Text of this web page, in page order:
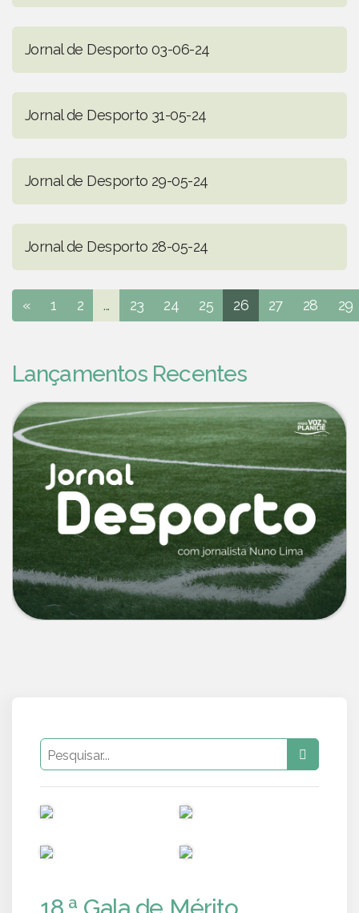
Jornal de Desporto 03-06-24
Jornal de Desporto 31-05-24
Jornal de Desporto 29-05-24
Jornal de Desporto 28-05-24
« 1 2 ... 23 24 25 26 27 28 29
Lançamentos Recentes